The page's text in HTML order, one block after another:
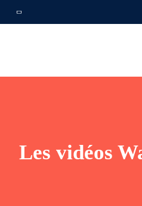
Les vidéos